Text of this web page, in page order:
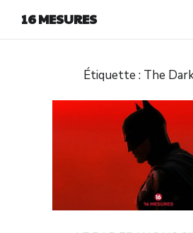
16 MESURES
Étiquette : The